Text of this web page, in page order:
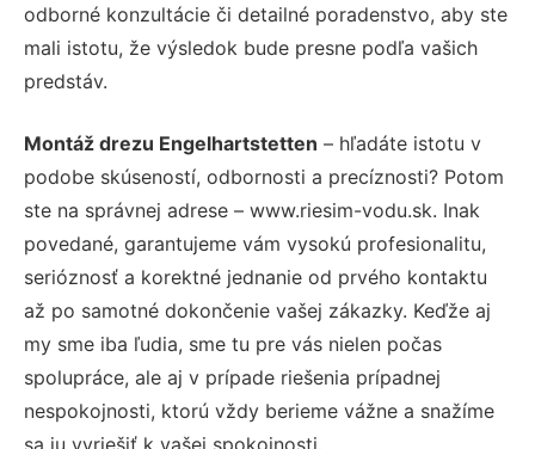
odborné konzultácie či detailné poradenstvo, aby ste
mali istotu, že výsledok bude presne podľa vašich
predstáv.
Montáž drezu Engelhartstetten – hľadáte istotu v
podobe skúseností, odbornosti a precíznosti? Potom
ste na správnej adrese – www.riesim-vodu.sk. Inak
povedané, garantujeme vám vysokú profesionalitu,
serióznosť a korektné jednanie od prvého kontaktu
až po samotné dokončenie vašej zákazky. Keďže aj
my sme iba ľudia, sme tu pre vás nielen počas
spolupráce, ale aj v prípade riešenia prípadnej
nespokojnosti, ktorú vždy berieme vážne a snažíme
sa ju vyriešiť k vašej spokojnosti.